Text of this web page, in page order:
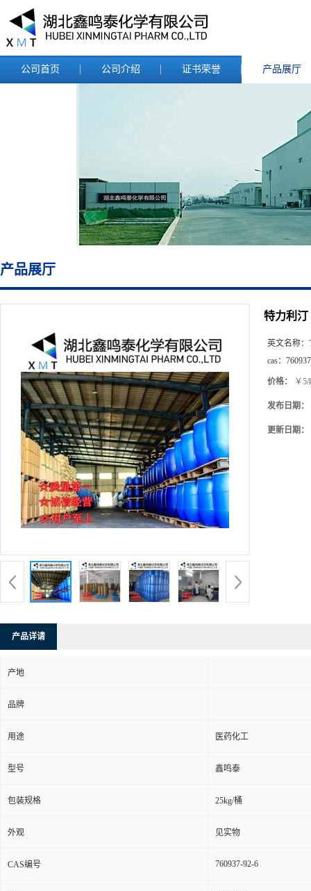
公司首页 公司介绍 证书荣誉 产品展厅
产品展厅
特力利汀
英文名称：
cas：
价格： ￥5/
发布日期：
更新日期：
产品详请
产地
品牌
用途 医药化工
型号 鑫鸣泰
包装规格 25kg/桶
外观 见实物
CAS编号 760937-92-6